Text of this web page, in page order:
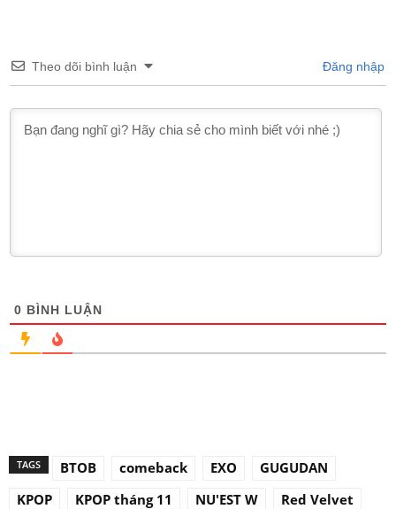
Theo dõi bình luận Đăng nhập
0 BÌNH LUẬN
TAGS BTOB comeback EXO
GUGUDAN
KPOP
KPOP tháng 11 NU'EST W
Red Velvet